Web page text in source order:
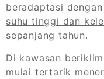
beradaptasi
suhu tinggi dan
sepanjang tahun.
Di kawasan
mulai tertarik